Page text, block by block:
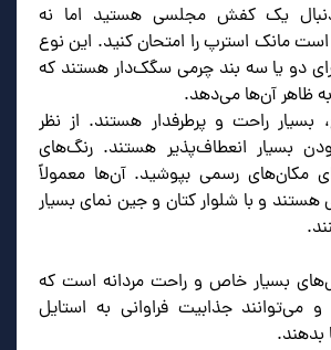
یک کفش مجلسی هستید اما نه
است مانک استرپ را امتحان کنید. این نوع
دو یا سه بند چرمی سگک‌دار هستند که
ظاهر آن‌ها می‌دهد.
راحت و پرطرفدار هستند. از نظر
بسیار انعطاف‌پذیر هستند. رنگ‌های
مکان‌های رسمی بپوشید. آن‌ها معمولاً
و با شلوار کتان و جین نمای بسیار
بسیار خاص و راحت مردانه است که
می‌توانند جذابیت فراوانی به استایل